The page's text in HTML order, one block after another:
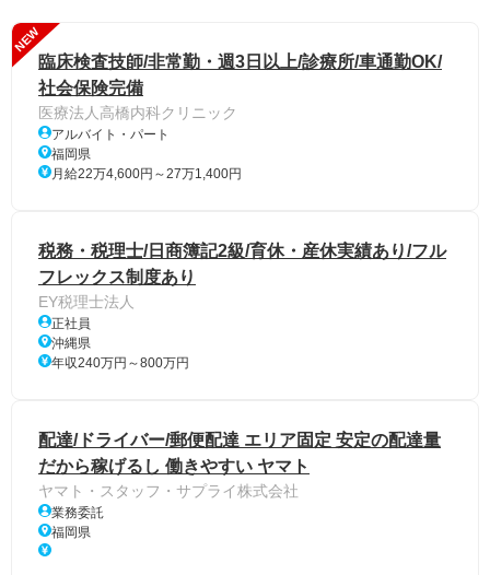
NEW
臨床検査技師/非常勤・週3日以上/診療所/車通勤OK/
社会保険完備
医療法人高橋内科クリニック
アルバイト・パート
福岡県
月給22万4,600円～27万1,400円
税務・税理士/日商簿記2級/育休・産休実績あり/フル
フレックス制度あり
EY税理士法人
正社員
沖縄県
年収240万円～800万円
配達/ドライバー/郵便配達 エリア固定 安定の配達量
だから稼げるし 働きやすい ヤマト
ヤマト・スタッフ・サプライ株式会社
業務委託
福岡県